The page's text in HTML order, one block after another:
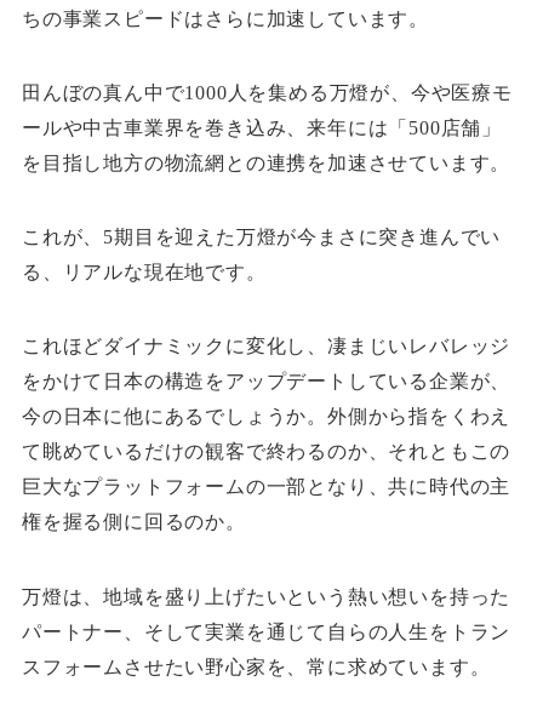
ちの事業スピードはさらに加速しています。
田んぼの真ん中で1000人を集める万燈が、今や医療モ
ールや中古車業界を巻き込み、来年には「500店舗」
を目指し地方の物流網との連携を加速させています。
これが、5期目を迎えた万燈が今まさに突き進んでい
る、リアルな現在地です。
これほどダイナミックに変化し、凄まじいレバレッジ
をかけて日本の構造をアップデートしている企業が、
今の日本に他にあるでしょうか。外側から指をくわえ
て眺めているだけの観客で終わるのか、それともこの
巨大なプラットフォームの一部となり、共に時代の主
権を握る側に回るのか。
万燈は、地域を盛り上げたいという熱い想いを持った
パートナー、そして実業を通じて自らの人生をトラン
スフォームさせたい野心家を、常に求めています。